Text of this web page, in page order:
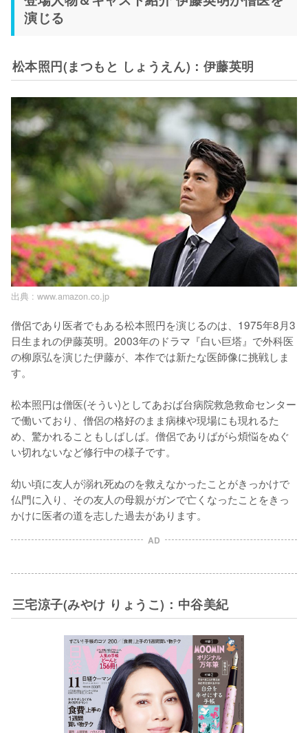
演じる
松本照円(まつもと しょうえん)：伊藤英明
出典 : www.amazon.co.jp
僧侶であり医者でもある松本照円を演じるのは、1975年8月3
日生まれの伊藤英明。2003年のドラマ『白い巨塔』で外科医
の柳原弘を演じた伊藤が、本作では新たな医師像に挑戦しま
す。
松本照円は僧医(そうい)としてあおば台病院救急救命センター
で働いており、僧侶の格好のまま病棟や現場にも現れるた
め、驚かれることもしばしば。僧侶でありばがら煩悩をぬぐ
い切れないなど修行中の様子です。
幼い頃に友人が溺れ死ぬのを救えなかったことがきっかけで
仏門に入り、その友人の母親がガンで亡くなったことをきっ
かけに医者の道を志した過去があります。
AD
三宅涼子(みやけ りょうこ)：中谷美紀